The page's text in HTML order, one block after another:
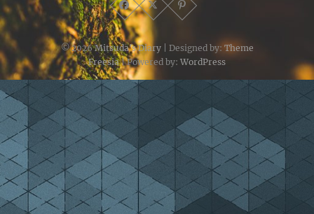
© 2026Mitsuda's Diary| Designed by: Theme
Freesia| Powered by: WordPress